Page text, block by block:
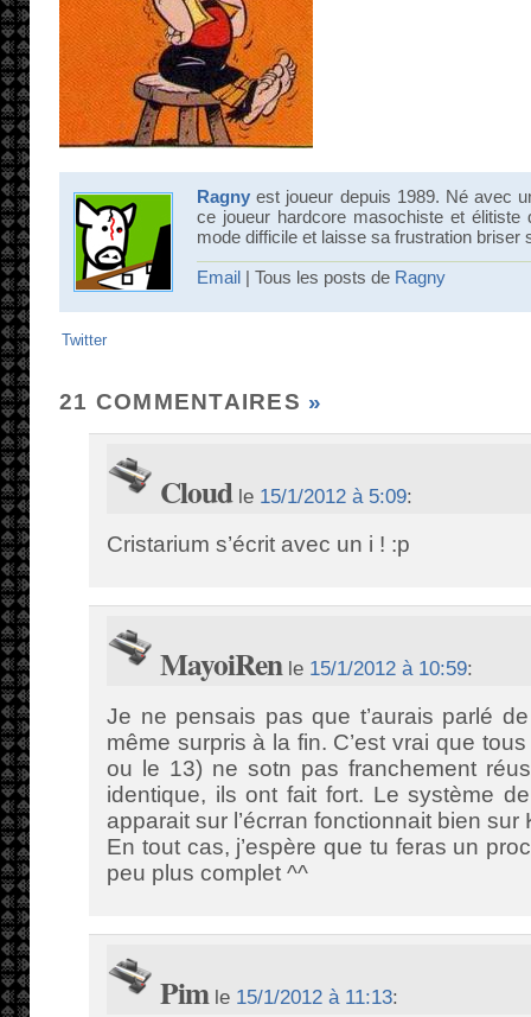
Ragny est joueur depuis 1989. Né avec
ce joueur hardcore masochiste et
mode difficile et laisse sa frustration briser
Email | Tous les posts de Ragny
Twitter
21 COMMENTAIRES »
Cloudle 15/1/2012 à 5:09:
Cristarium s’écrit avec un i ! :p
MayoiRenle 15/1/2012 à 10:59:
Je ne pensais pas que t’aurais parlé
même surpris à la fin. C’est vrai que
ou le 13) ne sotn pas franchement
identique, ils ont fait fort. Le système
apparait sur l’écrran fonctionnait bien sur
En tout cas, j’espère que tu feras un
peu plus complet ^^
Pimle 15/1/2012 à 11:13: